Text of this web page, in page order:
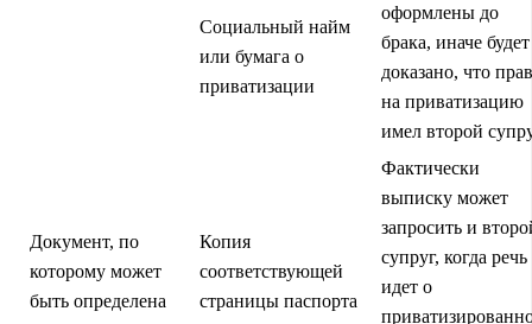
Социальный найм
или бумага о
приватизации
оформлены до
брака, иначе будет
доказано, что
на приватизацию
имел второй
Документ, по
которому может
быть определена
Копия
соответствующей
страницы паспорта
Фактически
выписку может
запросить и
супруг, когда речь
идет о